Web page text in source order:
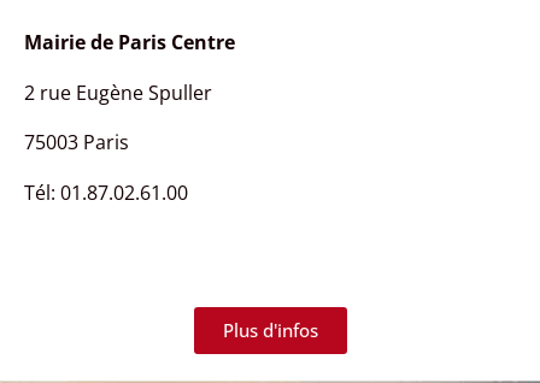
Mairie de Paris Centre
2 rue Eugène Spuller
75003 Paris
Tél: 01.87.02.61.00
Plus d'infos